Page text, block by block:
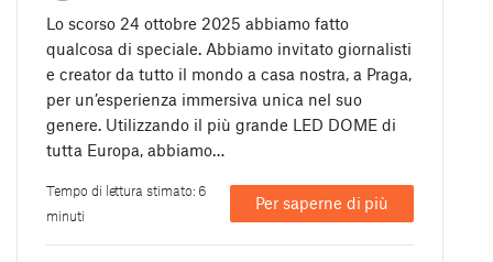
Lo scorso 24 ottobre 2025 abbiamo fatto
qualcosa di speciale. Abbiamo invitato giornalisti
e creator da tutto il mondo a casa nostra, a Praga,
per un’esperienza immersiva unica nel suo
genere. Utilizzando il più grande LED DOME di
tutta Europa, abbiamo…
Tempo di lettura stimato: 6
minuti
Per saperne di più